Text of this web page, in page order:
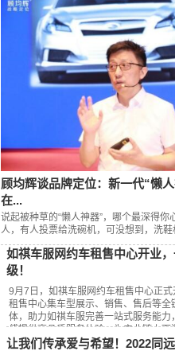
顾均辉谈品牌定位：新一代“懒
在...
说起被种草的“懒人神器”，哪个最深得你
人，有人投票给洗碗机，可没想到，洗鞋
如祺车服网约车租售中心开业
级！
9月7日，如祺车服网约车租售中心正
租售中心集车型展示、销售、售后等全
体，助力如祺车服完善一站式服务能力
傅提供高品质服务体验，为产业链上下
让我们传承爱与希望！2022同